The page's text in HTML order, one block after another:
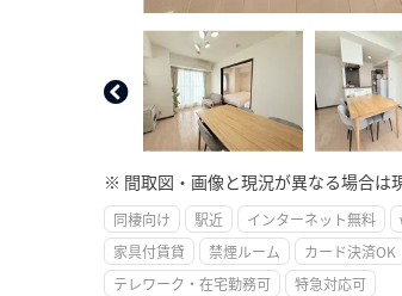
※ 間取図・画像と現況が異なる場合は
同棲向け 駅近 インターネット無料
家具付賃貸
禁煙ルーム カード決済OK
テレワーク・在宅勤務可
特急対応可